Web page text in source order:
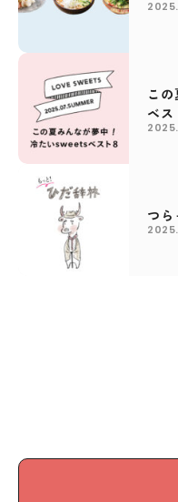
こ
ベス
つら